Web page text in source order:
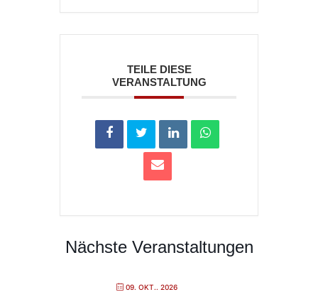
TEILE DIESE
VERANSTALTUNG
Nächste Veranstaltungen
09. OKT.. 2026